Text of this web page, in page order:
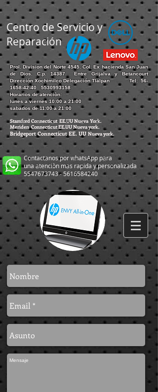
Centro de Servicio y
Reparación
Prol. Division del Norte 4545. Col. Ex hacienda San Juan
de Dios. C.p. 14387 Entre Grijalva y Betancourt
Dirección Xochimilco Delegación Tlalpan Tel:56-
1658-42-40
5530993158
Horarios de atenciòn:
lunes a viernes 10:00 a 21:00
sabados de 11:00 a 21:00
Stamford Connecticut EE.UU Nueva York.
Meriden Connecticut EE.UU Nueva york.
BridgeportConnecticut EE. UU Nueva york.
Contactanos por whatsApp para
una atenciòn mas rapida y personalizada
5547673743- 5616584240